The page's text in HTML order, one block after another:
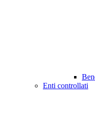
Enti controllati